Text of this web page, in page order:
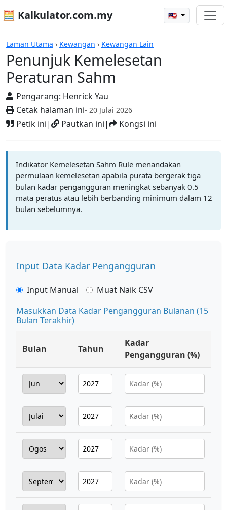
🧮 Kalkulator.com.my 🇲🇾
Laman Utama › Kewangan › Kewangan Lain
Penunjuk Kemelesetan
Peraturan Sahm
Pengarang: Henrick Yau
Cetak halaman ini- 20 Julai 2026
Petik ini| Pautkan ini| Kongsi ini
Kalkulator
Indikator Kemelesetan Sahm Rule menandakan
permulaan kemelesetan apabila purata bergerak tiga
bulan kadar pengangguran meningkat sebanyak 0.5
mata peratus atau lebih berbanding minimum dalam 12
bulan sebelumnya.
Input Data Kadar Pengangguran
Input Manual
Muat Naik CSV
Masukkan Data Kadar Pengangguran Bulanan (15
Bulan Terakhir)
Bulan Tahun
Kadar
Pengangguran (%)